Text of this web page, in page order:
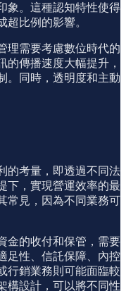
象。這種認知特性使得
比例的影響。
理需要考慮數位時代的
的傳播速度大幅提升，
。同時，透明度和主動
的考量，即透過不同法
下，實現營運效率的最
常見，因為不同業務可
金的收付和保管，需要
足性、信託保障、內控
行銷業務則可能面臨較
構設計，可以將不同性